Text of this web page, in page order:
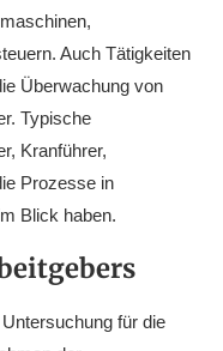
Auch Tätigkeiten
Überwachung von
Typische
Kranführer,
Prozesse in
Blick haben.
für die